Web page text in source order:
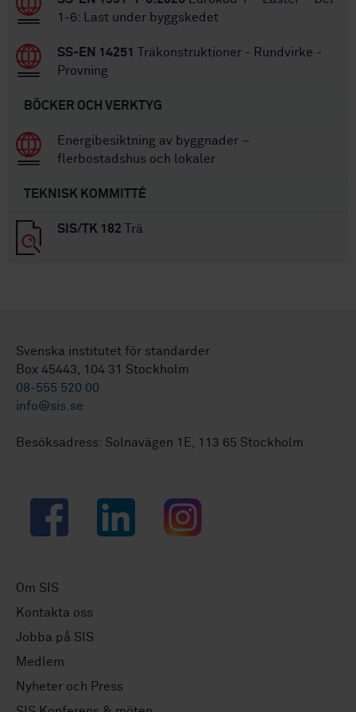
1-6: Last under byggskedet
SS-EN 14251
Träkonstruktioner - Rundvirke -
Provning
BÖCKER OCH VERKTYG
Energibesiktning av byggnader –
flerbostadshus och lokaler
TEKNISK KOMMITTÉ
SIS/TK 182 Trä
Svenska institutet för standarder
Box 45443, 104 31 Stockholm
08-555 520 00
info@sis.se
Besöksadress: Solnavägen 1E, 113 65 Stockholm
Facebook LinkedIn Instagram
Om SIS
Kontakta oss
Jobba på SIS
Medlem
Nyheter och Press